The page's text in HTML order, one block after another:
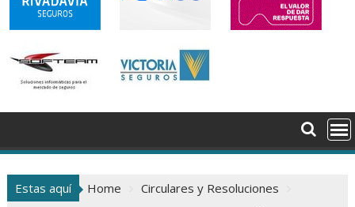
Estas aquí Home
Circulares y Resoluciones